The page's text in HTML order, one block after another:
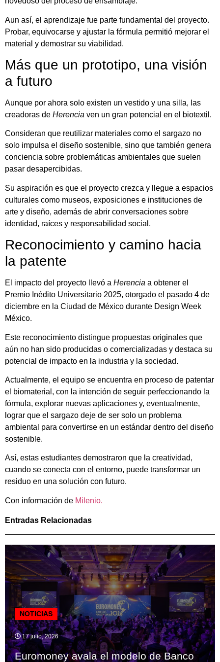
Aun así, el aprendizaje fue parte fundamental del proyecto.
Probar, equivocarse y ajustar la fórmula permitió mejorar el
material y demostrar su viabilidad.
Más que un prototipo, una visión
a futuro
Aunque por ahora solo existen un vestido y una silla, las
creadoras de Herencia ven un gran potencial en el biotextil.
Consideran que reutilizar materiales como el sargazo no
solo impulsa el diseño sostenible, sino que también genera
conciencia sobre problemáticas ambientales que suelen
pasar desapercibidas.
Su aspiración es que el proyecto crezca y llegue a espacios
culturales como museos, exposiciones e instituciones de
arte y diseño, además de abrir conversaciones sobre
identidad, raíces y responsabilidad social.
Reconocimiento y camino hacia
la patente
El impacto del proyecto llevó a Herencia a obtener el
Premio Inédito Universitario 2025, otorgado el pasado 4 de
diciembre en la Ciudad de México durante Design Week
México.
Este reconocimiento distingue propuestas originales que
aún no han sido producidas o comercializadas y destaca su
potencial de impacto en la industria y la sociedad.
Actualmente, el equipo se encuentra en proceso de patentar
el biomaterial, con la intención de seguir perfeccionando la
fórmula, explorar nuevas aplicaciones y, eventualmente,
lograr que el sargazo deje de ser solo un problema
ambiental para convertirse en un estándar dentro del diseño
sostenible.
Así, estas estudiantes demostraron que la creatividad,
cuando se conecta con el entorno, puede transformar un
residuo en una solución con futuro.
Con información de Milenio.
Entradas Relacionadas
NOTICIAS
17 julio, 2026
Euromoney avala el modelo de Banco